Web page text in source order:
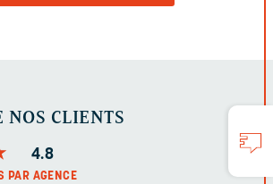
NOS CLIENTS
4.8
PAR AGENCE